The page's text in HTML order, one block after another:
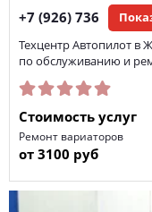
+7 (926) 736
Техцентр Автопилот в
по обслуживанию и
Стоимость услуг
Ремонт вариаторов
от 3100 руб